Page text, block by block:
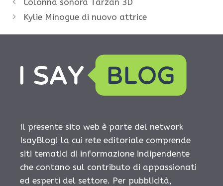
Kylie Minogue di nuovo attrice
Il presente sito web è parte del network
IsayBlog! la cui rete editoriale comprende
siti tematici di informazione indipendente
che contano sul contributo di appassionati
ed esperti del settore. Per pubblicità,